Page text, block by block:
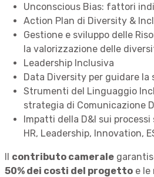
Unconscious Bias: fattori
Action Plan di Diversity &
Gestione e sviluppo delle
la valorizzazione delle
Leadership Inclusiva
Data Diversity per guidare la
Strumenti del Linguaggio
strategia di Comunicazione
Impatti della D&I sui
HR, Leadership, Innovation,
Il contributo camerale
50% dei costi del progetto e le